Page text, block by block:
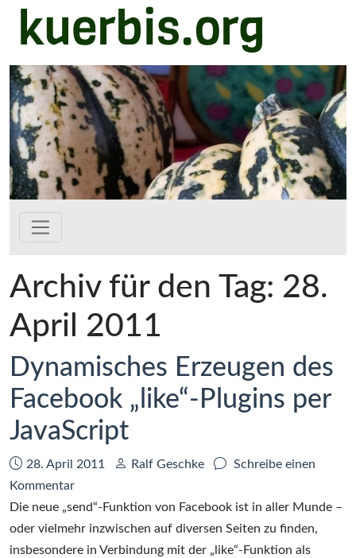
Zum Hauptinhalt springen
kuerbis.org
Archiv für den Tag: 28.
April 2011
Dynamisches Erzeugen des
Facebook „like“-Plugins per
JavaScript
Datum:
28. April 2011 Autor:
Ralf Geschke
Schreibe einen
Kommentarzu
Dynamisches
Erzeugen
des
Die neue „send“-Funktion von Facebook ist in aller Munde –
oder vielmehr inzwischen auf diversen Seiten zu finden,
insbesondere in Verbindung mit der „like“-Funktion als